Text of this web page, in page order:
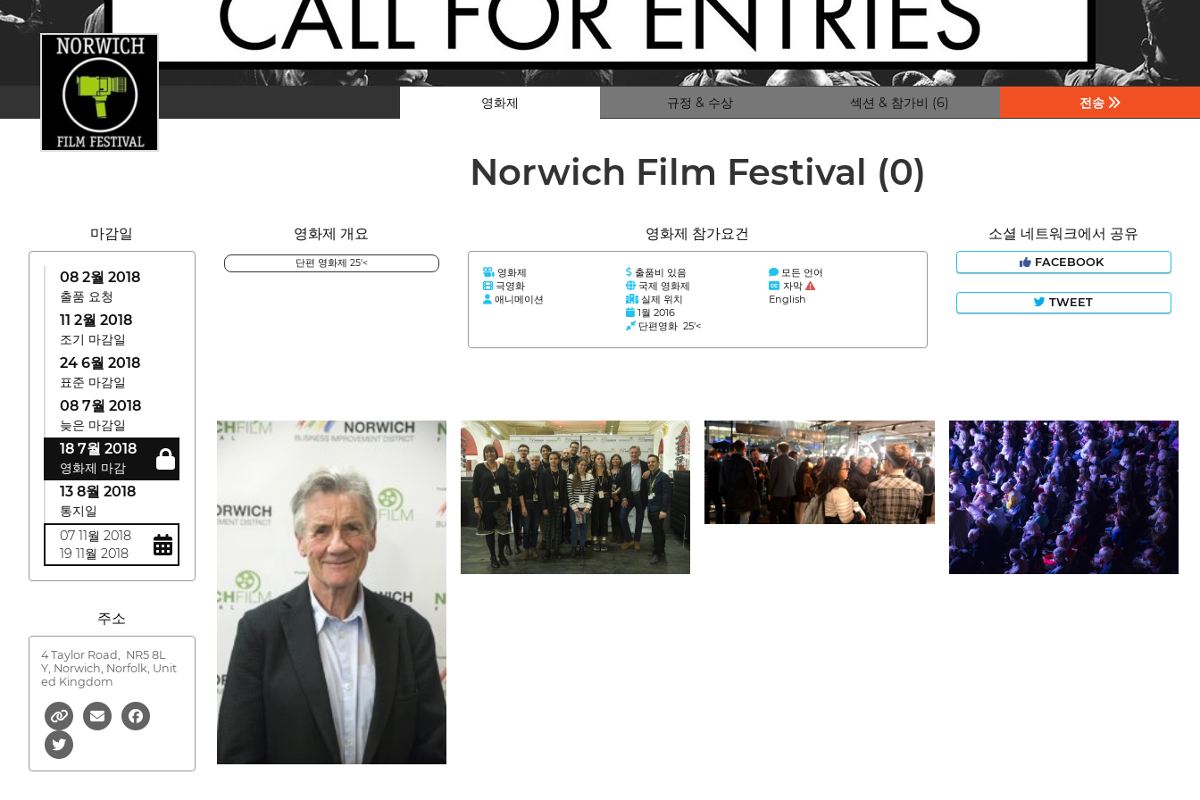
영화제 규정 & 수상 섹션 & 참가비 (6) 전송
Norwich Film Festival (0)
마감일
08 2월 2018
출품 요청
11 2월 2018
조기 마감일
24 6월 2018
표준 마감일
08 7월 2018
늦은 마감일
18 7월 2018
영화제 마감
13 8월 2018
통지일
07 11월 2018
19 11월 2018
주소
4 Taylor Road,
NR5 8L
Y, Norwich, Norfolk, Unit
ed Kingdom
영화제 개요
단편 영화제 25'<
영화제 참가요건
영화제
극영화
애니메이션
출품비 있음
국제 영화제
실제 위치
1월 2016
단편영화 25'<
모든 언어
자막
English
소셜 네트워크에서 공유
FACEBOOK
TWEET